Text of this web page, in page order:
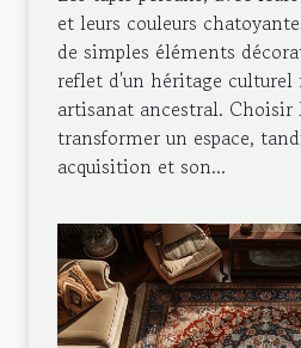
et leurs couleurs
de simples éléments
reflet d'un héritage culturel
artisanat ancestral. Choisir
transformer un espace,
acquisition et son...